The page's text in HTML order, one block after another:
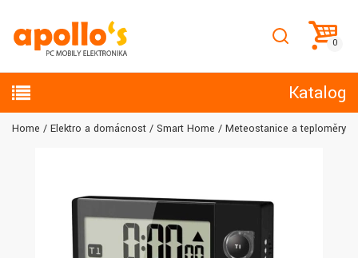
Katalog
Home Elektro a domácnost Smart Home Meteostanice a teploměry